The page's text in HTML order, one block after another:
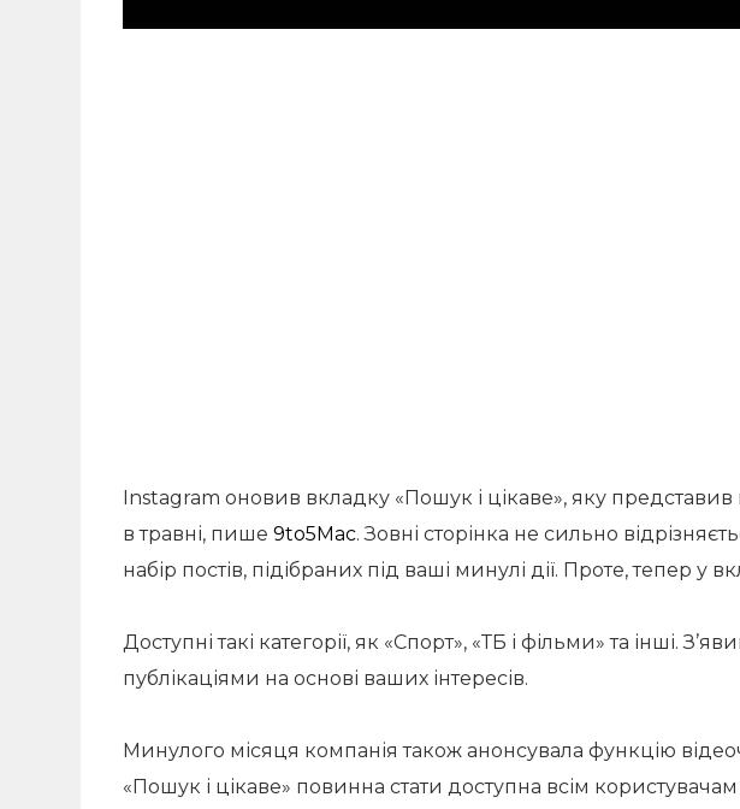
Instagram оновив вкладку «Пошук і цікаве», яку
в травні, пише 9to5Mac. Зовні сторінка не сильно
набір постів, підібраних під ваші минулі дії. Проте, тепер у
Доступні такі категорії, як «Спорт», «ТБ і фільми» та інші.
публікаціями на основі ваших інтересів.
Минулого місяця компанія також анонсувала функцію
«Пошук і цікаве» повинна стати доступна всім